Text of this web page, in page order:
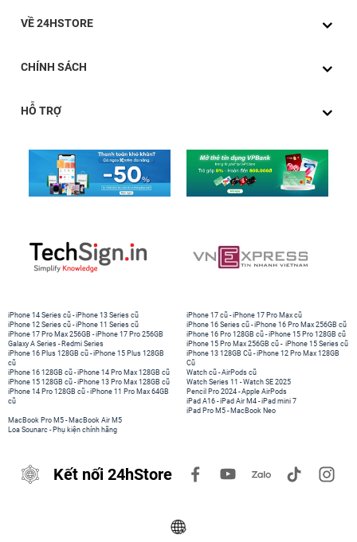
VỀ 24HSTORE
CHÍNH SÁCH
HỖ TRỢ
iPhone 14 Series cũ -iPhone 13 Series cũ
iPhone 12 Series cũ -iPhone 11 Series cũ
iPhone 17 Pro Max 256GB -iPhone 17 Pro 256GB
Galaxy A Series - Redmi Series
iPhone 17 cũ -iPhone 17 Pro Max cũ
iPhone 16 Series cũ - iPhone 16 Pro Max 256GB cũ
iPhone 16 Pro 128GB cũ -iPhone 15 Pro 128GB cũ
iPhone 15 Pro Max 256GB cũ - iPhone 15 Series cũ
iPhone 16 Plus 128GB cũ -iPhone 15 Plus 128GB
cũ
iPhone 16 128GB cũ -iPhone 14 Pro Max 128GB cũ
iPhone 15 128GB cũ -iPhone 13 Pro Max 128GB cũ
iPhone 14 Pro 128GB cũ -iPhone 11 Pro Max 64GB
cũ
iPhone 13 128GB Cũ -iPhone 12 Pro Max 128GB
Cũ
Watch cũ -AirPods cũ
Watch Series 11 -Watch SE 2025
Pencil Pro 2024 -Apple AirPods
iPad A16 -iPad Air M4 -iPad mini 7
iPad Pro M5 - MacBook Neo
MacBook Pro M5 - MacBook Air M5
Loa Sounarc - Phụ kiện chính hãng
Kết nối 24hStore